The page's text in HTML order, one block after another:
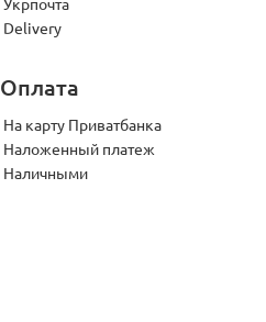
Укрпочта
Delivery
Оплата
На карту Приватбанка
Наложенный платеж
Наличными